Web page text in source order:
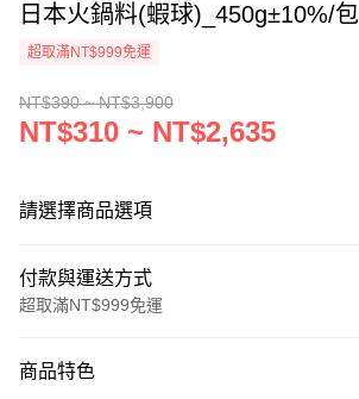
日本火鍋料(蝦球)_450g±10%/包
超取滿NT$999免運
NT$390 ~ NT$3,900
NT$310 ~ NT$2,635
請選擇商品選項
付款與運送方式
超取滿NT$999免運
信用卡一次付款
商品特色